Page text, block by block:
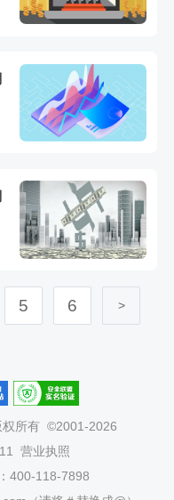
5 6 >
权所有 ©2001-2026
营业执照
400-118-7898